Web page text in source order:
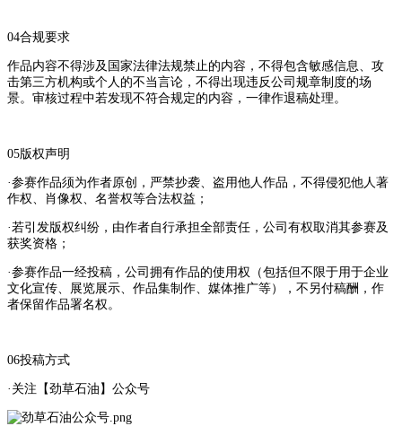
04合规要求
作品内容不得涉及国家法律法规禁止的内容，不得包含敏感信息、攻
击第三方机构或个人的不当言论，不得出现违反公司规章制度的场
景。审核过程中若发现不符合规定的内容，一律作退稿处理。
05版权声明
·参赛作品须为作者原创，严禁抄袭、盗用他人作品，不得侵犯他人著
作权、肖像权、名誉权等合法权益；
·若引发版权纠纷，由作者自行承担全部责任，公司有权取消其参赛及
获奖资格；
·参赛作品一经投稿，公司拥有作品的使用权（包括但不限于用于企业
文化宣传、展览展示、作品集制作、媒体推广等），不另付稿酬，作
者保留作品署名权。
06投稿方式
·关注【劲草石油】公众号